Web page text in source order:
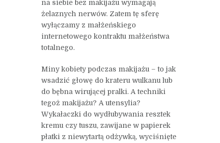
na siebie bez makijażu wymagają
żelaznych nerwów. Zatem tę sferę
wyłączamy z małżeńskiego
internetowego kontraktu małżeństwa
totalnego.
Miny kobiety podczas makijażu – to jak
wsadzić głowę do krateru wulkanu lub
do bębna wirującej pralki. A techniki
tegoż makijażu? A utensylia?
Wykałaczki do wydłubywania resztek
kremu czy tuszu, zawijane w papierek
płatki z niewytartą odżywką, wyciśnięte